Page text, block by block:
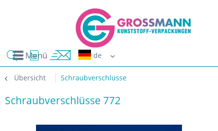
Menü
Übersicht Schraubverschlüsse
Schraubverschlüsse 772